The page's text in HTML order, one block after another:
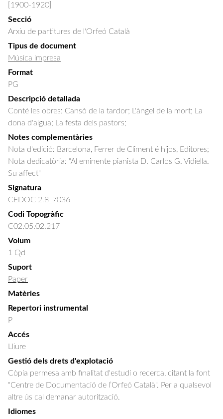
[1900-1920]
Secció
Arxiu de partitures de l'Orfeó Català
Tipus de document
Música impresa
Format
PG
Descripció detallada
Conté les obres: Cansò de la tardor; L'àngel de la mort; La
dona d'aigua; La festa dels pastors;
Notes complementàries
Nota d'edició: Barcelona, Ferrer de Climent é hijos, Editores;
Nota dedicatòria: "Al eminente pianista D. Carlos G. Vidiella.
Su affect"
Signatura
CEDOC 2.8_7036
Codi Topogràfic
C02.05.02.217
Volum
1 Qd
Suport
Paper
Matèries
Repertori instrumental
P
Accés
Lliure
Gestió dels drets d'explotació
Còpia permesa amb finalitat d'estudi o recerca, citant la font
"Centre de Documentació de l’Orfeó Català". Per a qualsevol
altre ús cal demanar autorització.
Idiomes